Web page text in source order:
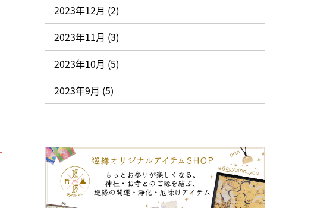
2023年12月 (2)
2023年11月 (3)
2023年10月 (5)
2023年9月 (5)